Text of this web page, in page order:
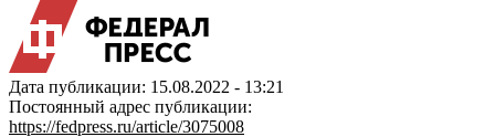
Дата публикации: 15.08.2022 - 13:21
Постоянный адрес публикации:
https://fedpress.ru/article/3075008